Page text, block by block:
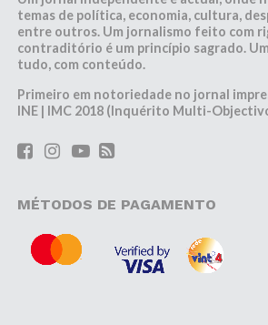
temas de política, economia, cultura,
entre outros. Um jornalismo feito com
contraditório é um princípio sagrado.
tudo, com conteúdo.
Primeiro em notoriedade no jornal
INE | IMC 2018 (Inquérito Multi-
MÉTODOS DE PAGAMENTO